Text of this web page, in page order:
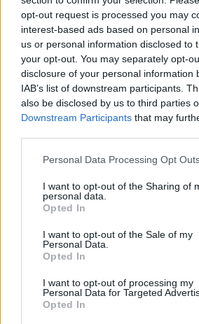
opt-out request is processed you may
interest-based ads based on personal
us or personal information disclosed to
your opt-out. You may separately opt-
disclosure of your personal information
IAB’s list of downstream participants.
also be disclosed by us to third parties
Downstream Participants that may
Personal Data Processing Opt
I want to opt-out of the Sharing of
personal data.
Opted In
I want to opt-out of the Sale of my
Personal Data.
Opted In
I want to opt-out of processing my
Personal Data for Targeted
Opted In
17:20 Itävalta – Ranska
17:20 Unkari – Tanska
21:20 Ruotsi – Slovenia
21:20 Sveitsi – Norja
Edellinen artikkeli
Leijonat reagoi Tony Sundin
Mattila liittyy MM-joukkueeseen